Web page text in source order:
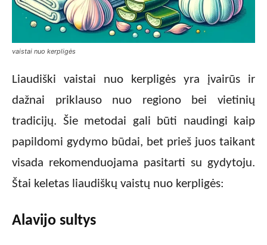
vaistai nuo kerpligės
Liaudiški vaistai nuo kerpligės yra įvairūs ir
dažnai priklauso nuo regiono bei vietinių
tradicijų. Šie metodai gali būti naudingi kaip
papildomi gydymo būdai, bet prieš juos taikant
visada rekomenduojama pasitarti su gydytoju.
Štai keletas liaudiškų vaistų nuo kerpligės:
Alavijo sultys